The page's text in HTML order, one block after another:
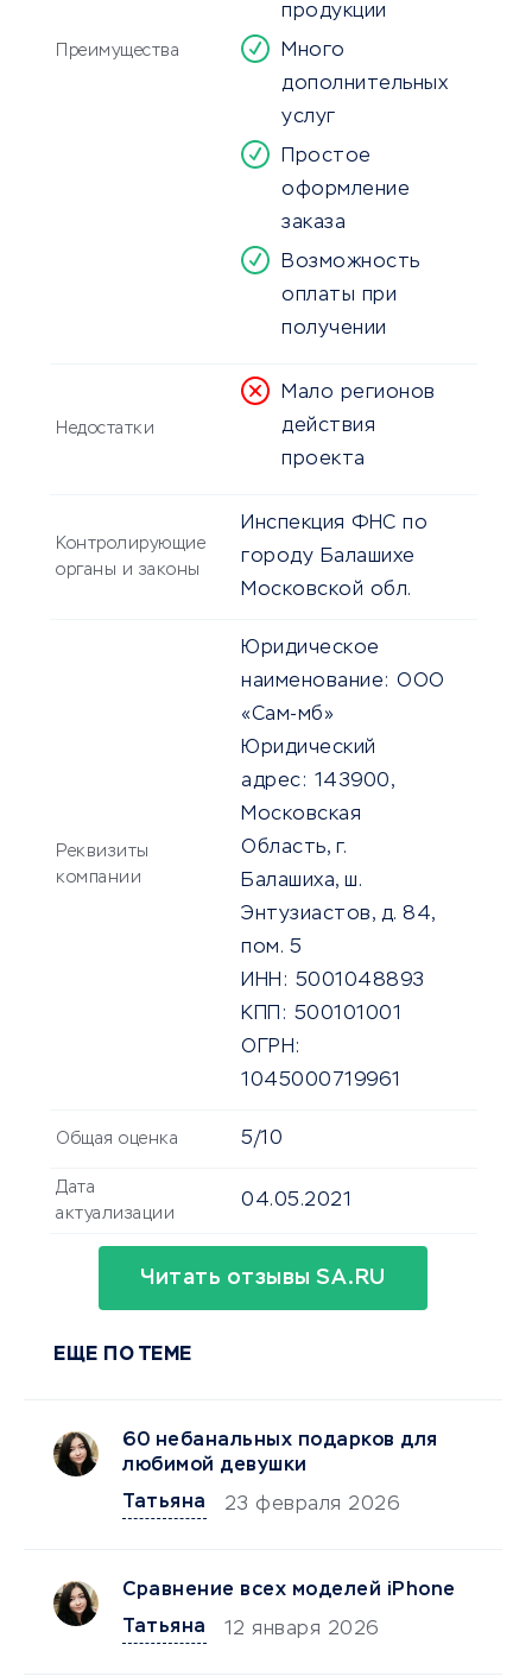
Преимущества
продукции
Много
дополнительных
услуг
Простое
оформление
заказа
Возможность
оплаты при
получении
Недостатки
Мало регионов
действия
проекта
Контролирующие
органы и законы
Инспекция ФНС по
городу Балашихе
Московской обл.
Реквизиты
компании
Юридическое
наименование: ООО
«Сам-мб»
Юридический
адрес: 143900,
Московская
Область, г.
Балашиха, ш.
Энтузиастов, д. 84,
пом. 5
ИНН: 5001048893
КПП: 500101001
ОГРН:
1045000719961
Общая оценка 5/10
Дата
актуализации
04.05.2021
Читать отзывы SA.RU
ЕЩЕ ПО ТЕМЕ
60 небанальных подарков для
любимой девушки
Татьяна
23 февраля 2026
Сравнение всех моделей iPhone
Татьяна
12 января 2026